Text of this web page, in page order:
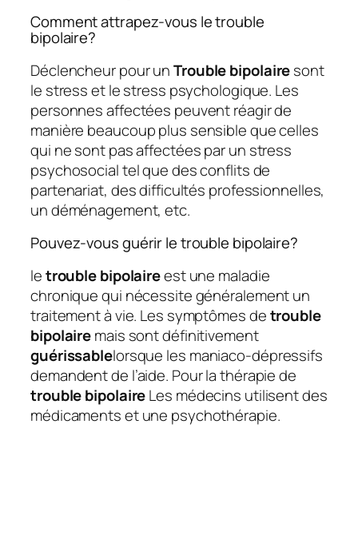
Comment attrapez-vous le trouble
bipolaire?
Déclencheur pour unTrouble bipolairesont
le stress et le stress psychologique. Les
personnes affectées peuvent réagir de
manière beaucoup plus sensible que celles
qui ne sont pas affectées par un stress
psychosocial tel que des conflits de
partenariat, des difficultés professionnelles,
un déménagement, etc.
Pouvez-vous guérir le trouble bipolaire?
letrouble bipolaireest une maladie
chronique qui nécessite généralement un
traitement à vie. Les symptômes detrouble
bipolairemais sont définitivement
guérissablelorsque les maniaco-dépressifs
demandent de l’aide. Pour la thérapie de
trouble bipolaireLes médecins utilisent des
médicaments et une psychothérapie.